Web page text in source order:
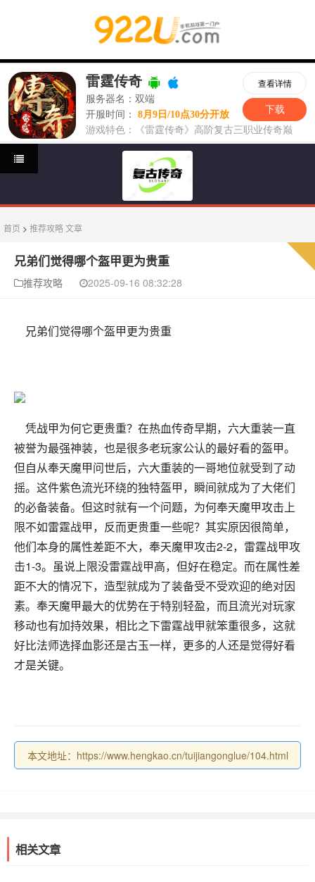
首页 > 推荐攻略文章
兄弟们觉得哪个盔甲更为贵重
推荐攻略 2025-09-16 08:32:28
兄弟们觉得哪个盔甲更为贵重
凭战甲为何它更贵重？在热血传奇早期，六大重装一直
被誉为最强神装，也是很多老玩家公认的最好看的盔甲。
但自从奉天魔甲问世后，六大重装的一哥地位就受到了动
摇。这件紫色流光环绕的独特盔甲，瞬间就成为了大佬们
的必备装备。但这时就有一个问题，为何奉天魔甲攻击上
限不如雷霆战甲，反而更贵重一些呢？其实原因很简单，
他们本身的属性差距不大，奉天魔甲攻击2-2，雷霆战甲攻
击1-3。虽说上限没雷霆战甲高，但好在稳定。而在属性差
距不大的情况下，造型就成为了装备受不受欢迎的绝对因
素。奉天魔甲最大的优势在于特别轻盈，而且流光对玩家
移动也有加持效果，相比之下雷霆战甲就笨重很多，这就
好比法师选择血影还是古玉一样，更多的人还是觉得好看
才是关键。
本文地址：https://www.hengkao.cn/tuijiangonglue/104.html
相关文章